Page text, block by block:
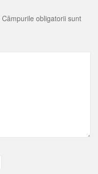
Câmpurile obligatorii sunt